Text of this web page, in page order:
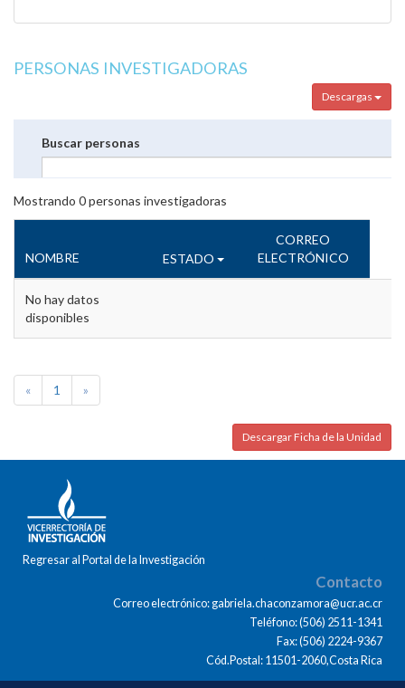
PERSONAS INVESTIGADORAS
Descargas
Buscar personas
Mostrando 0personas investigadoras
NOMBRE ESTADO
CORREO
ELECTRÓNICO
No hay datos
disponibles
« 1 »
Descargar Ficha de la Unidad
Regresar al Portal de la Investigación
Contacto
Correo electrónico: gabriela.chaconzamora@ucr.ac.cr
Teléfono: (506) 2511-1341
Fax: (506) 2224-9367
Cód.Postal: 11501-2060,Costa Rica